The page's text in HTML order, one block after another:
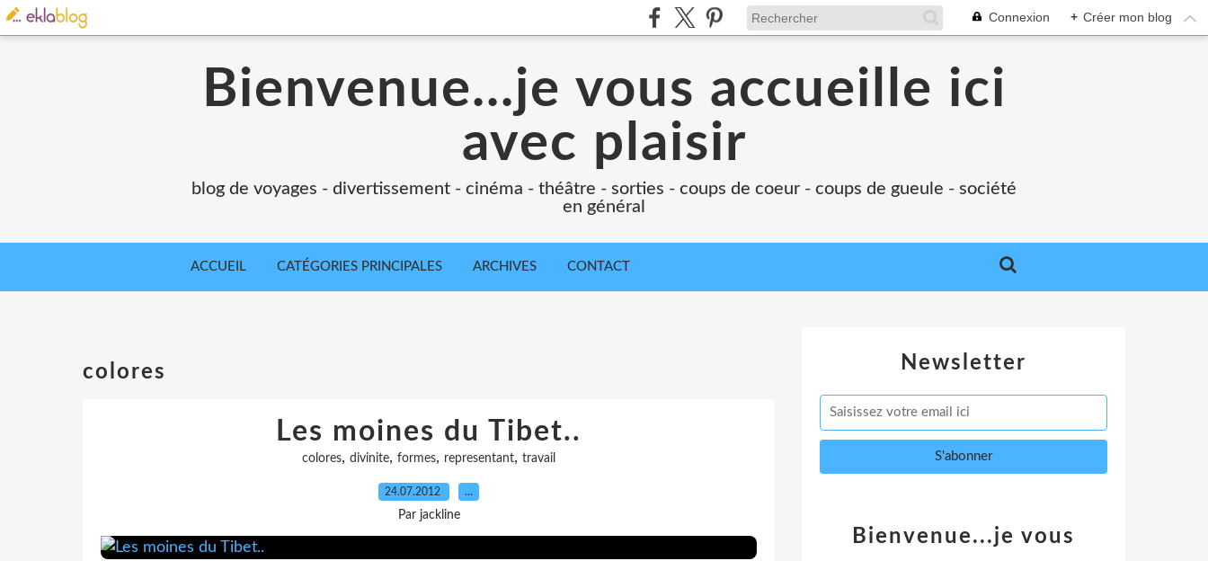
Connexion + Créer mon blog
Bienvenue...je vous accueille ici
avec plaisir
blog de voyages - divertissement - cinéma - théâtre - sorties - coups de coeur - coups de gueule - société
en général
ACCUEIL CATÉGORIES PRINCIPALES ARCHIVES CONTACT
colores
Les moines du Tibet..
colores, divinite, formes, representant, travail
24.07.2012 …
Par jackline
Newsletter
Bienvenue...je vous